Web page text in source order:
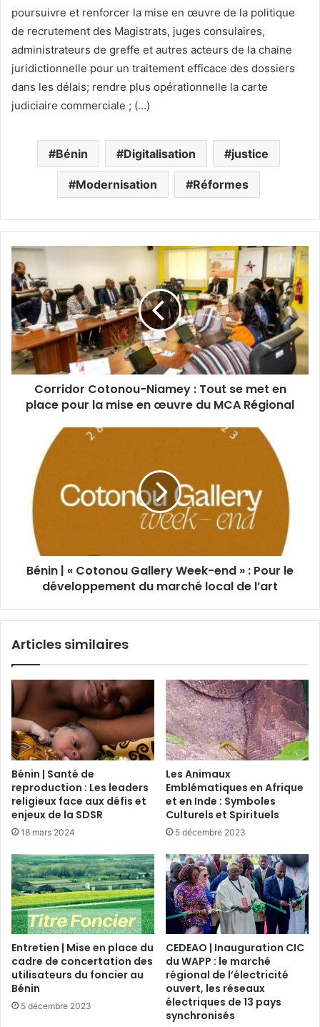
poursuivre et renforcer la mise en œuvre de la politique
de recrutement des Magistrats, juges consulaires,
administrateurs de greffe et autres acteurs de la chaine
juridictionnelle pour un traitement efficace des dossiers
dans les délais; rendre plus opérationnelle la carte
judiciaire commerciale ; (…)
Bénin Digitalisation justice
Modernisation Réformes
Corridor Cotonou-Niamey : Tout se met en
place pour la mise en œuvre du MCA Régional
Bénin | « Cotonou Gallery Week-end » : Pour le
développement du marché local de l’art
Articles similaires
Bénin | Santé de
reproduction : Les leaders
religieux face aux défis et
enjeux de la SDSR
18 mars 2024
Les Animaux
Emblématiques en Afrique
et en Inde : Symboles
Culturels et Spirituels
5 décembre 2023
Entretien | Mise en place du
cadre de concertation des
utilisateurs du foncier au
Bénin
5 décembre 2023
CEDEAO | Inauguration CIC
du WAPP : le marché
régional de l’électricité
ouvert, les réseaux
électriques de 13 pays
synchronisés